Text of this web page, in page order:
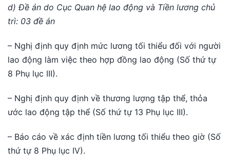
d) Đề án do Cục Quan hệ lao động và Tiền lương chủ
trì: 03 đề án
– Nghị định quy định mức lương tối thiểu đối với người
lao động làm việc theo hợp đồng lao động (Số thứ tự
8 Phụ lục III).
– Nghị định quy định về thương lượng tập thể, thỏa
ước lao động tập thể (Số thứ tự 13 Phụ lục III).
– Báo cáo về xác định tiền lương tối thiểu theo giờ (Số
thứ tự 8 Phụ lục IV).